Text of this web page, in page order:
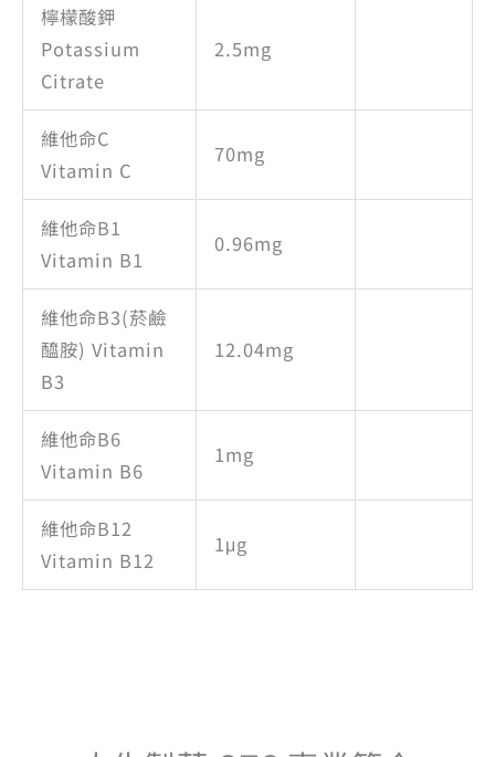
檸檬酸鉀
Potassium
Citrate
2.5mg
維他命C
Vitamin C
70mg
維他命B1
Vitamin B1
0.96mg
維他命B3(菸鹼
醯胺) Vitamin
B3
12.04mg
維他命B6
Vitamin B6
1mg
維他命B12
Vitamin B12
1μg